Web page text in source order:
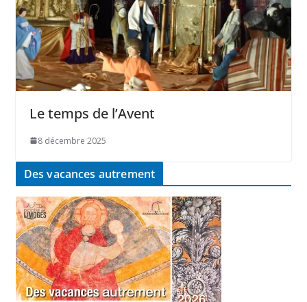
Le temps de l’Avent
8 décembre 2025
Des vacances autrement